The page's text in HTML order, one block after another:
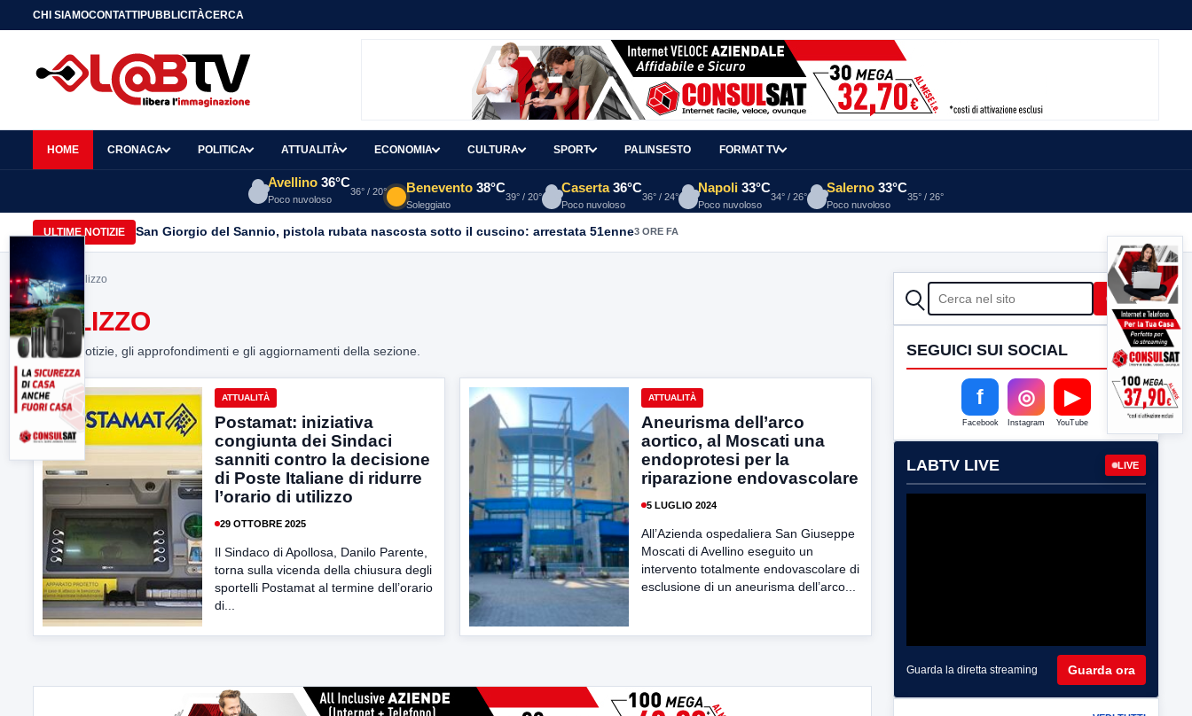
CHI SIAMOCONTATTIPUBBLICITÀCERCA
HOME CRONACA POLITICA ATTUALITÀ ECONOMIA CULTURA SPORT PALINSESTO FORMAT TV
Avellino 36°C
Poco nuvoloso
36° / 20° Benevento 38°C
Soleggiato
39° / 20°
Caserta 36°C
Poco nuvoloso
36° / 24°
Napoli 33°C
Poco nuvoloso
34° / 26°
Salerno 33°C
Poco nuvoloso
35° / 26°
ULTIME NOTIZIE San Giorgio del Sannio, pistola rubata nascosta sotto il cuscino: arrestata 51enne3 ORE FA
Home> utilizzo
UTILIZZO
Tutte le notizie, gli approfondimenti e gli aggiornamenti della sezione.
ATTUALITÀ
Postamat: iniziativa
congiunta dei Sindaci
sanniti contro la decisione
di Poste Italiane di ridurre
l’orario di utilizzo
29 OTTOBRE 2025
Il Sindaco di Apollosa, Danilo Parente,
torna sulla vicenda della chiusura degli
sportelli Postamat al termine dell’orario
di...
ATTUALITÀ
Aneurisma dell’arco
aortico, al Moscati una
endoprotesi per la
riparazione endovascolare
5 LUGLIO 2024
All’Azienda ospedaliera San Giuseppe
Moscati di Avellino eseguito un
intervento totalmente endovascolare di
esclusione di un aneurisma dell’arco...
CERCA Cerca
SEGUICI SUI SOCIAL
f
Facebook
◎
Instagram
▶
YouTube
LABTV LIVE LIVE
Guarda la diretta streaming Guarda ora